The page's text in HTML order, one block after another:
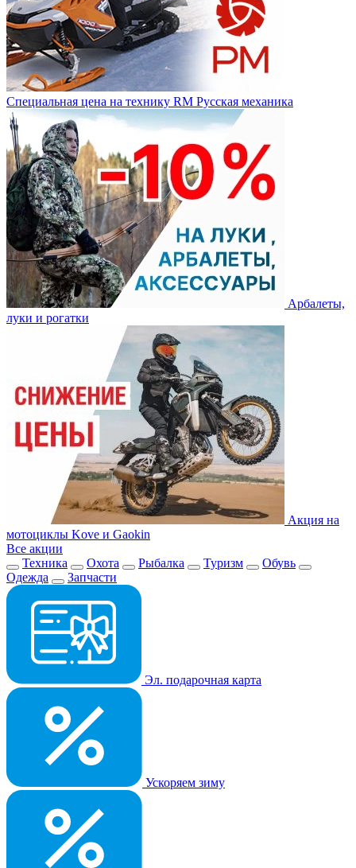
Специальная цена на технику RM Русская механика
Арбалеты,
луки и рогатки
Акция на
мотоциклы Kove и Gaokin
Все акции
Техника
Охота Рыбалка Туризм
Обувь
Одежда
Запчасти
Эл. подарочная карта
Ускоряем зиму